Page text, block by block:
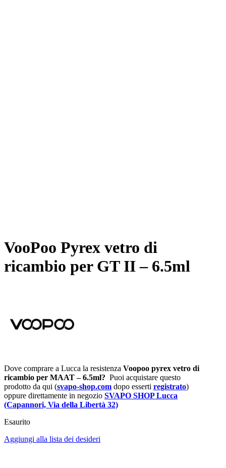
VooPoo Pyrex vetro di
ricambio per GT II – 6.5ml
Dove comprare a Lucca la resistenza Voopoo pyrex vetro di
ricambio per MAAT – 6.5ml? Puoi acquistare questo
prodotto da qui (svapo-shop.com dopo esserti registrato)
oppure direttamente in negozio SVAPO SHOP Lucca
(Capannori, Via della Libertà 32)
Esaurito
Aggiungi alla lista dei desideri